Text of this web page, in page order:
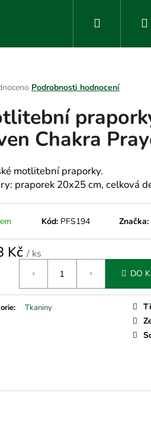
Hledat
Podrobnosti hodnocení
Chakra
motlitební praporky.
praporek 20x25 cm, celková
Kód: PFS194 Značka:
Kč / ks
DO
: Tkaniny